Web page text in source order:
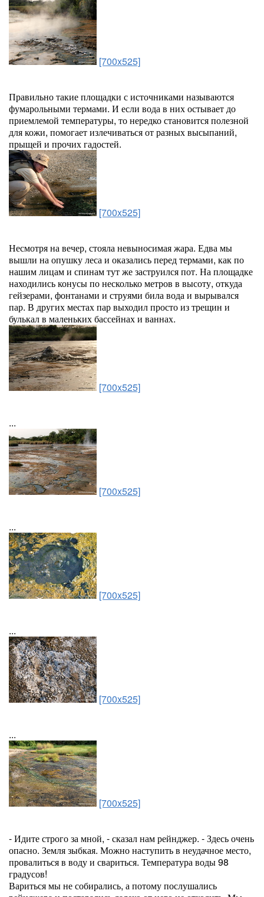
[700x525]
Правильно такие площадки с источниками называются
фумарольными термами. И если вода в них остывает до
приемлемой температуры, то нередко становится полезной
для кожи, помогает излечиваться от разных высыпаний,
прыщей и прочих гадостей.
[700x525]
Несмотря на вечер, стояла невыносимая жара. Едва мы
вышли на опушку леса и оказались перед термами, как по
нашим лицам и спинам тут же заструился пот. На площадке
находились конусы по несколько метров в высоту, откуда
гейзерами, фонтанами и струями била вода и вырывался
пар. В других местах пар выходил просто из трещин и
булькал в маленьких бассейнах и ваннах.
[700x525]
...
[700x525]
...
[700x525]
...
[700x525]
...
[700x525]
- Идите строго за мной, - сказал нам рейнджер. - Здесь очень
опасно. Земля зыбкая. Можно наступить в неудачное место,
провалиться в воду и свариться. Температура воды 98
градусов!
Вариться мы не собирались, а потому послушались